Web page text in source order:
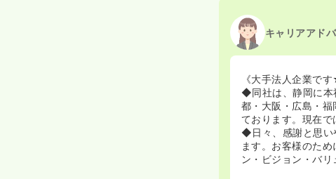
キャリアアド
《大手法人企業です
◆同社は、静岡に本
都・大阪・広島・
ております。現在
◆日々、感謝と思い
ます。お客様のた
ン・ビジョン・バリ